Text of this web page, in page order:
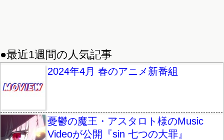
●最近1週間の人気記事
2024年4月 春のアニメ新番組
憂鬱の魔王・アスタロト様のMusic
Videoが公開『sin 七つの大罪』